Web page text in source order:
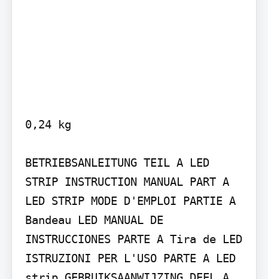
0,24 kg
BETRIEBSANLEITUNG TEIL A LED
STRIP INSTRUCTION MANUAL PART A
LED STRIP MODE D'EMPLOI PARTIE A
Bandeau LED MANUAL DE
INSTRUCCIONES PARTE A Tira de LED
ISTRUZIONI PER L'USO PARTE A LED